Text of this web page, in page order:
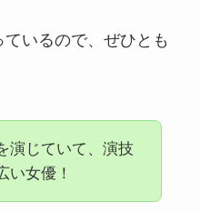
いるので、ぜひとも
演じていて、演技
い女優！